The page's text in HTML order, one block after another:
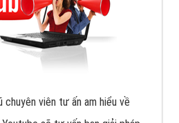
viên tư ấn am hiểu về